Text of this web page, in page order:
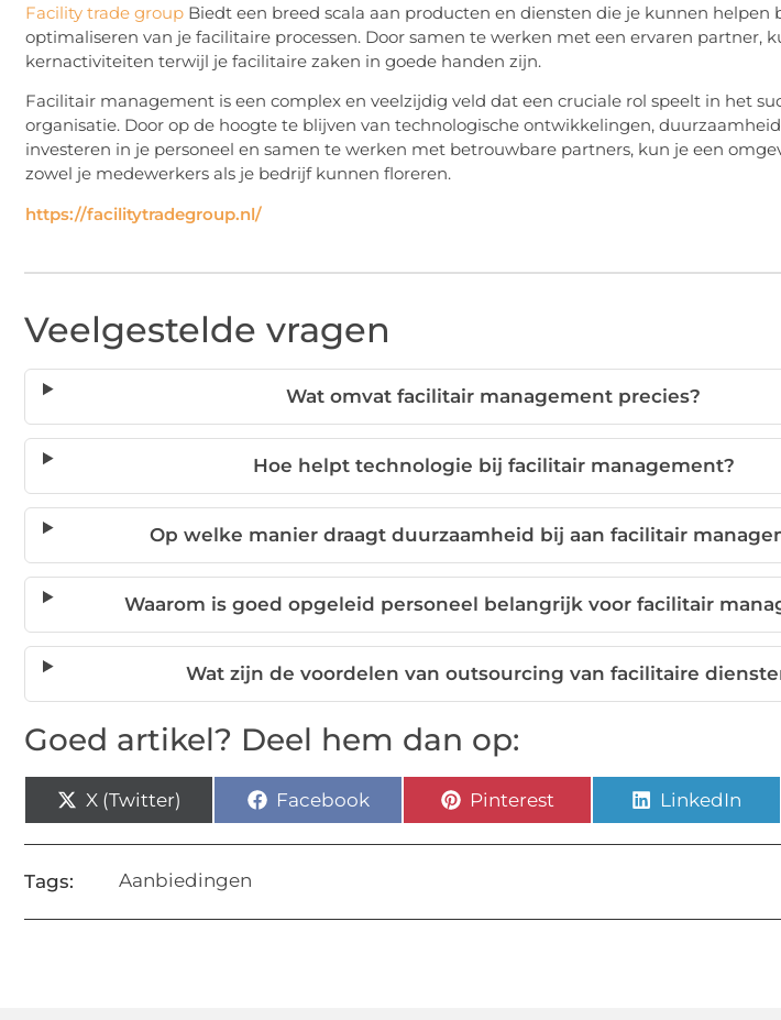
Facility trade group Biedt een breed scala aan producten en diensten die je kunnen helpen
optimaliseren van je facilitaire processen. Door samen te werken met een ervaren partner,
kernactiviteiten terwijl je facilitaire zaken in goede handen zijn.
Facilitair management is een complex en veelzijdig veld dat een cruciale rol speelt in het
organisatie. Door op de hoogte te blijven van technologische ontwikkelingen,
investeren in je personeel en samen te werken met betrouwbare partners, kun je een
zowel je medewerkers als je bedrijf kunnen floreren.
https://facilitytradegroup.nl/
Veelgestelde vragen
Wat omvat facilitair management precies?
Hoe helpt technologie bij facilitair management?
Op welke manier draagt duurzaamheid bij aan facilitair
Waarom is goed opgeleid personeel belangrijk voor facilitair
Wat zijn de voordelen van outsourcing van facilitaire
Goed artikel? Deel hem dan op:
X (Twitter) Facebook Pinterest LinkedIn
Tags: Aanbiedingen